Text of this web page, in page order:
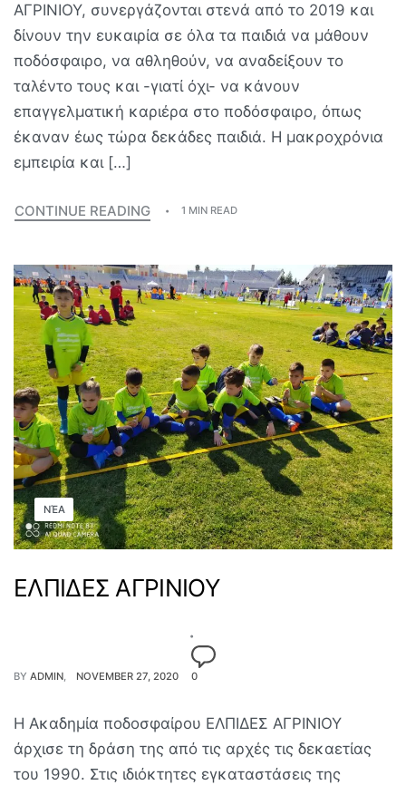
ΑΓΡΙΝΙΟΥ, συνεργάζονται στενά από το 2019 και
δίνουν την ευκαιρία σε όλα τα παιδιά να μάθουν
ποδόσφαιρο, να αθληθούν, να αναδείξουν το
ταλέντο τους και -γιατί όχι- να κάνουν
επαγγελματική καριέρα στο ποδόσφαιρο, όπως
έκαναν έως τώρα δεκάδες παιδιά. Η μακροχρόνια
εμπειρία και […]
CONTINUE READING 1 MIN READ
ΝΈΑ
ΕΛΠΙΔΕΣ ΑΓΡΙΝΙΟΥ
BY ADMIN NOVEMBER 27, 2020 0
Η Ακαδημία ποδοσφαίρου ΕΛΠΙΔΕΣ ΑΓΡΙΝΙΟΥ
άρχισε τη δράση της από τις αρχές τις δεκαετίας
του 1990. Στις ιδιόκτητες εγκαταστάσεις της